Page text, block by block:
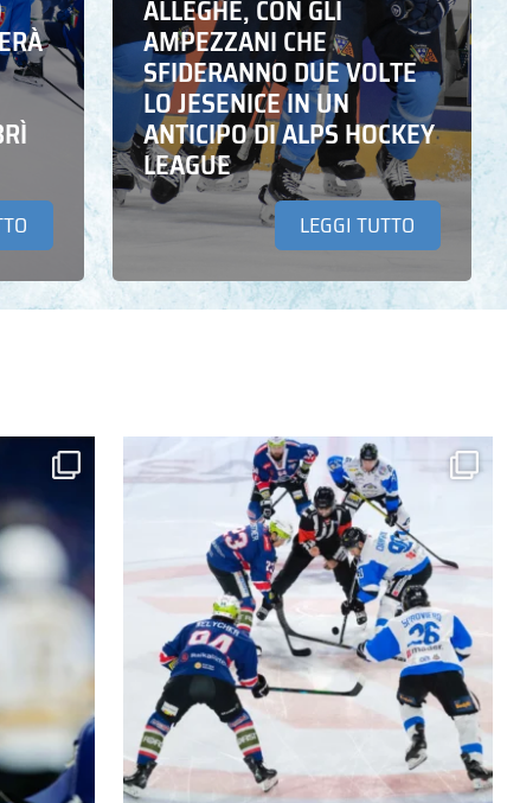
ALLEGHE, CON GLI
AMPEZZANI CHE
SFIDERANNO DUE VOLTE
LO JESENICE IN UN
ANTICIPO DI ALPS HOCKEY
LEAGUE
LEGGI TUTTO